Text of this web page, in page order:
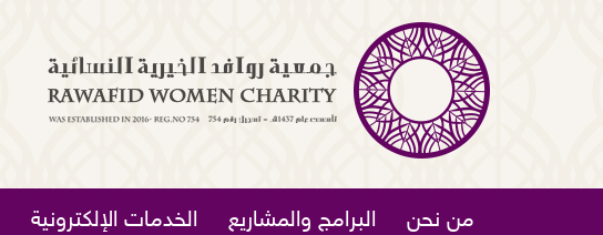
من نحن البرامج والمشاريع الخدمات الإلكترونية